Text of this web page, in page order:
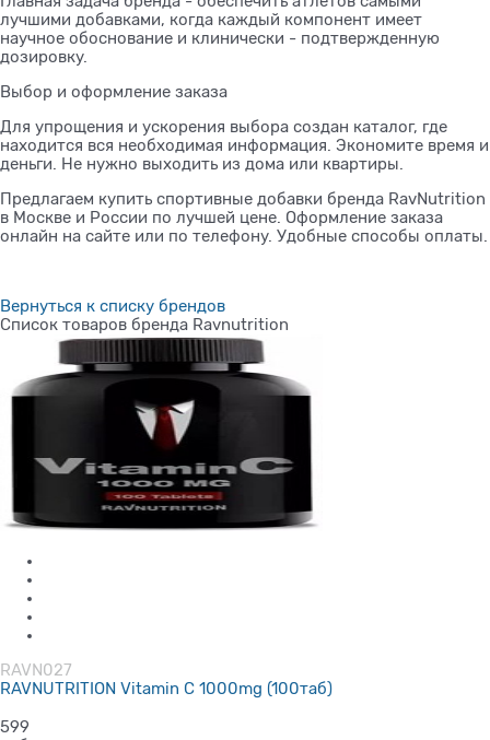
лучшими добавками, когда каждый компонент имеет
научное обоснование и клинически - подтвержденную
дозировку.
Выбор и оформление заказа
Для упрощения и ускорения выбора создан каталог, где
находится вся необходимая информация. Экономите время и
деньги. Не нужно выходить из дома или квартиры.
Предлагаем купить спортивные добавки бренда RavNutrition
в Москве и России по лучшей цене. Оформление заказа
онлайн на сайте или по телефону. Удобные способы оплаты.
Вернуться к списку брендов
Список товаров бренда Ravnutrition
RAVN027
RAVNUTRITION Vitamin C 1000mg (100таб)
599